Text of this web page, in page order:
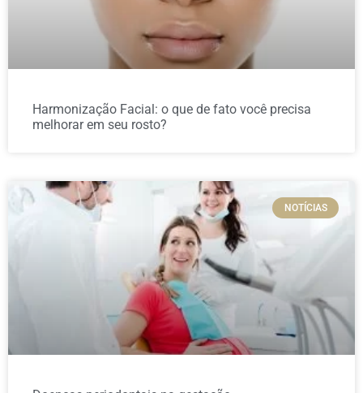
Harmonização Facial: o que de fato você precisa
melhorar em seu rosto?
NOTÍCIAS